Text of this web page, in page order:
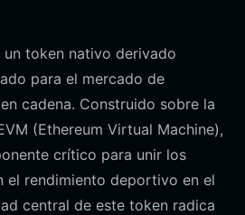
un token nativo derivado
para el mercado de
cadena. Construido sobre la
(Ethereum Virtual Machine),
crítico para unir los
el rendimiento deportivo en el
central de este token radica